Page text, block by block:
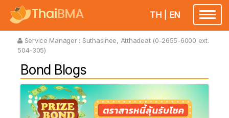
TH EN
Service Manager : Suthasinee, Atthadeat (0-2655-6000 ext.
504-305)
Bond Blogs